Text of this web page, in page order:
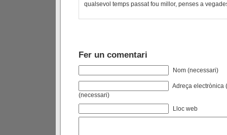
qualsevol temps passat fou millor, penses a
Fer un comentari
Nom (necessari)
Adreça electrònica
(necessari)
Lloc web